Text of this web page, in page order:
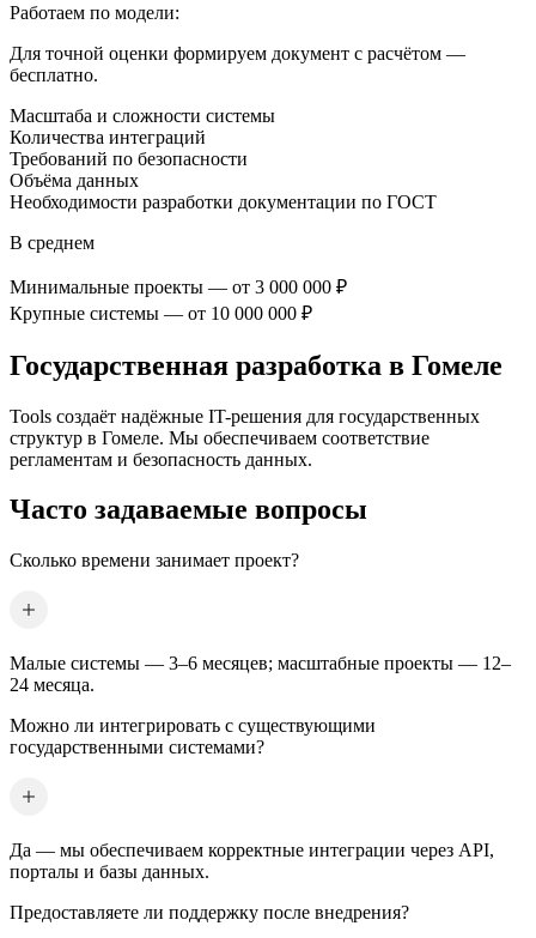
Работаем по модели:
Для точной оценки формируем документ с расчётом —
бесплатно.
Масштаба и сложности системы
Количества интеграций
Требований по безопасности
Объёма данных
Необходимости разработки документации по ГОСТ
В среднем
Минимальные проекты — от 3 000 000 ₽
Крупные системы — от 10 000 000 ₽
Государственная разработка в Гомеле
Tools создаёт надёжные IT-решения для государственных
структур в Гомеле. Мы обеспечиваем соответствие
регламентам и безопасность данных.
Часто задаваемые вопросы
Сколько времени занимает проект?
Малые системы — 3–6 месяцев; масштабные проекты — 12–
24 месяца.
Можно ли интегрировать с существующими
государственными системами?
Да — мы обеспечиваем корректные интеграции через API,
порталы и базы данных.
Предоставляете ли поддержку после внедрения?